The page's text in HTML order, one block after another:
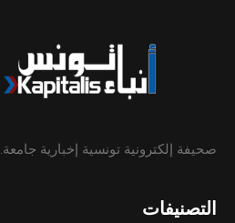
صحيفة إلكترونية تونسية إخبارية جامعة.
التصنيفات